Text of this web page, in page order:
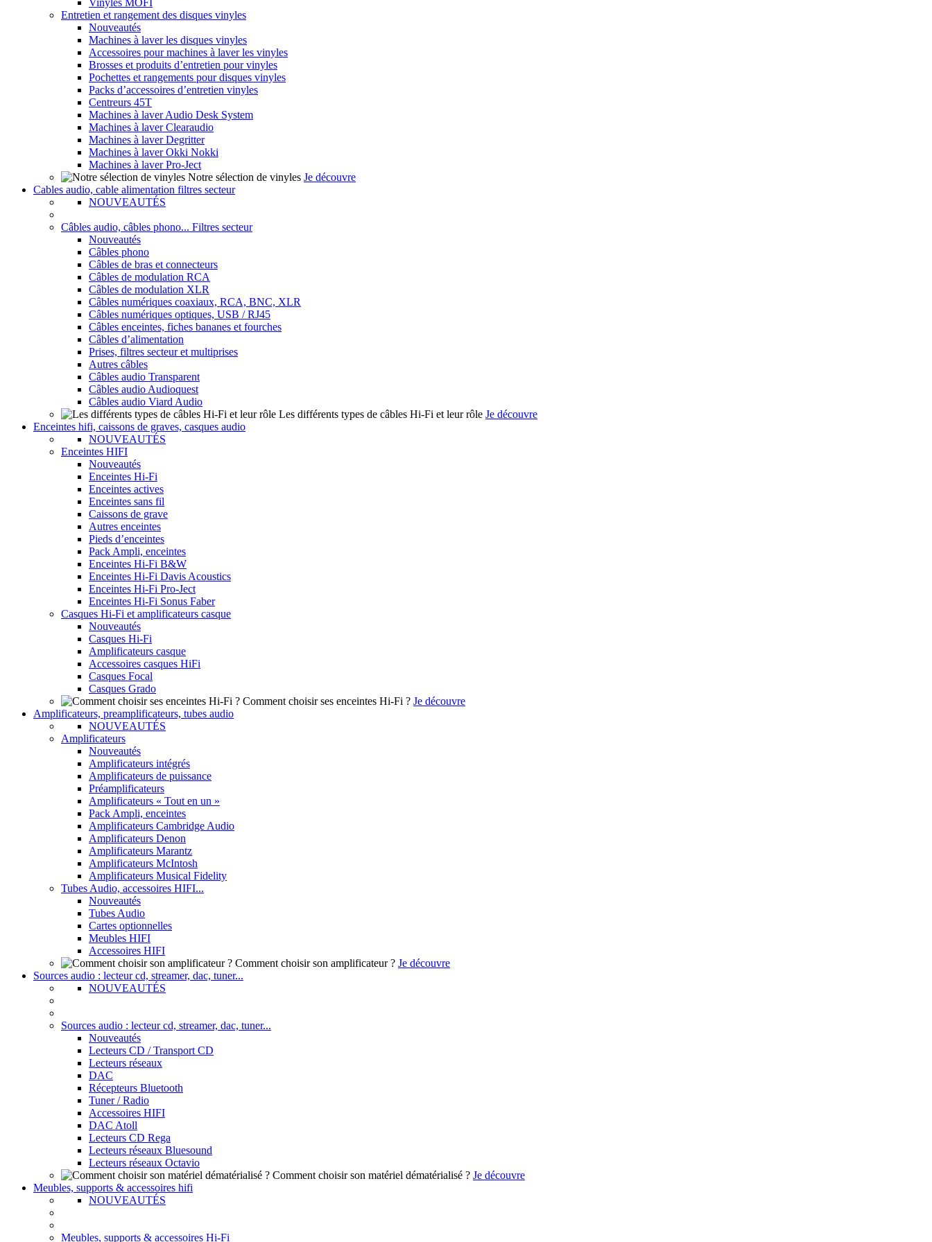
Vinyles MOFI
Entretien et rangement des disques vinyles
Nouveautés
Machines à laver les disques vinyles
Accessoires pour machines à laver les vinyles
Brosses et produits d’entretien pour vinyles
Pochettes et rangements pour disques vinyles
Packs d’accessoires d’entretien vinyles
Centreurs 45T
Machines à laver Audio Desk System
Machines à laver Clearaudio
Machines à laver Degritter
Machines à laver Okki Nokki
Machines à laver Pro-Ject
Notre sélection de vinyles Je découvre
Cables audio, cable alimentation filtres secteur
NOUVEAUTÉS
Câbles audio, câbles phono... Filtres secteur
Nouveautés
Câbles phono
Câbles de bras et connecteurs
Câbles de modulation RCA
Câbles de modulation XLR
Câbles numériques coaxiaux, RCA, BNC, XLR
Câbles numériques optiques, USB / RJ45
Câbles enceintes, fiches bananes et fourches
Câbles d’alimentation
Prises, filtres secteur et multiprises
Autres câbles
Câbles audio Transparent
Câbles audio Audioquest
Câbles audio Viard Audio
Les différents types de câbles Hi-Fi et leur rôle Je découvre
Enceintes hifi, caissons de graves, casques audio
NOUVEAUTÉS
Enceintes HIFI
Nouveautés
Enceintes Hi-Fi
Enceintes actives
Enceintes sans fil
Caissons de grave
Autres enceintes
Pieds d’enceintes
Pack Ampli, enceintes
Enceintes Hi-Fi B&W
Enceintes Hi-Fi Davis Acoustics
Enceintes Hi-Fi Pro-Ject
Enceintes Hi-Fi Sonus Faber
Casques Hi-Fi et amplificateurs casque
Nouveautés
Casques Hi-Fi
Amplificateurs casque
Accessoires casques HiFi
Casques Focal
Casques Grado
Comment choisir ses enceintes Hi-Fi ? Je découvre
Amplificateurs, preamplificateurs, tubes audio
NOUVEAUTÉS
Amplificateurs
Nouveautés
Amplificateurs intégrés
Amplificateurs de puissance
Préamplificateurs
Amplificateurs « Tout en un »
Pack Ampli, enceintes
Amplificateurs Cambridge Audio
Amplificateurs Denon
Amplificateurs Marantz
Amplificateurs McIntosh
Amplificateurs Musical Fidelity
Tubes Audio, accessoires HIFI...
Nouveautés
Tubes Audio
Cartes optionnelles
Meubles HIFI
Accessoires HIFI
Comment choisir son amplificateur ? Je découvre
Sources audio : lecteur cd, streamer, dac, tuner...
NOUVEAUTÉS
Sources audio : lecteur cd, streamer, dac, tuner...
Nouveautés
Lecteurs CD / Transport CD
Lecteurs réseaux
DAC
Récepteurs Bluetooth
Tuner / Radio
Accessoires HIFI
DAC Atoll
Lecteurs CD Rega
Lecteurs réseaux Bluesound
Lecteurs réseaux Octavio
Comment choisir son matériel dématérialisé ? Je découvre
Meubles, supports & accessoires hifi
NOUVEAUTÉS
Meubles, supports & accessoires Hi-Fi